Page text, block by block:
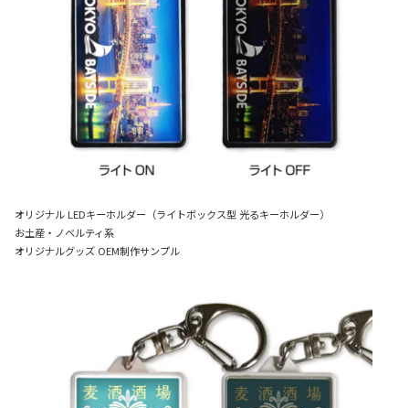
オリジナル LEDキーホルダー（ライトボックス型 光るキーホルダー）
お土産・ノベルティ系
オリジナルグッズ OEM制作サンプル